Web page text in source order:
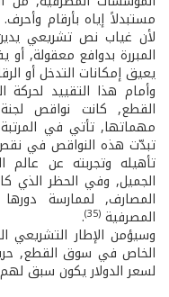
مستبدلاً إياه بأرقام
لأن غياب نص تشريعي يدين
المبررة بدوافع معقولة,
يعيق إمكانات التدخل أو
وأمام هذا التقييد
القطع, كانت نواقص
مهماتها, تأتي في
تبدّت هذه النواقص في
تأهيله وتجربته عن
الجميل, وفي الحظر الذي
المصارف, لممارسة
المصرفية (35)
.
وسيؤمن الإطار
الخاص في سوق القطع,
لسعر الدولار يكون سبق